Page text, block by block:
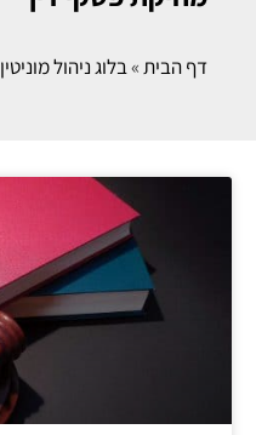
דף הבית»בלוג ניהול מוניטין